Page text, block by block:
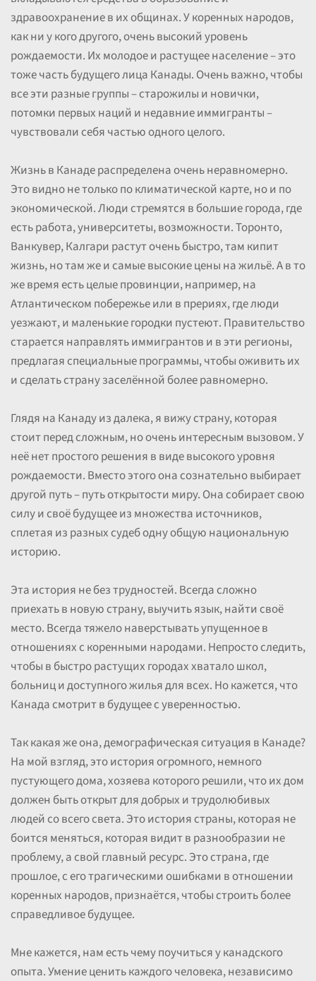
здравоохранение в их общинах. У коренных народов,
как ни у кого другого, очень высокий уровень
рождаемости. Их молодое и растущее население – это
тоже часть будущего лица Канады. Очень важно, чтобы
все эти разные группы – старожилы и новички,
потомки первых наций и недавние иммигранты –
чувствовали себя частью одного целого.
Жизнь в Канаде распределена очень неравномерно.
Это видно не только по климатической карте, но и по
экономической. Люди стремятся в большие города, где
есть работа, университеты, возможности. Торонто,
Ванкувер, Калгари растут очень быстро, там кипит
жизнь, но там же и самые высокие цены на жильё. А в то
же время есть целые провинции, например, на
Атлантическом побережье или в прериях, где люди
уезжают, и маленькие городки пустеют. Правительство
старается направлять иммигрантов и в эти регионы,
предлагая специальные программы, чтобы оживить их
и сделать страну заселённой более равномерно.
Глядя на Канаду из далека, я вижу страну, которая
стоит перед сложным, но очень интересным вызовом. У
неё нет простого решения в виде высокого уровня
рождаемости. Вместо этого она сознательно выбирает
другой путь – путь открытости миру. Она собирает свою
силу и своё будущее из множества источников,
сплетая из разных судеб одну общую национальную
историю.
Эта история не без трудностей. Всегда сложно
приехать в новую страну, выучить язык, найти своё
место. Всегда тяжело наверстывать упущенное в
отношениях с коренными народами. Непросто следить,
чтобы в быстро растущих городах хватало школ,
больниц и доступного жилья для всех. Но кажется, что
Канада смотрит в будущее с уверенностью.
Так какая же она, демографическая ситуация в Канаде?
На мой взгляд, это история огромного, немного
пустующего дома, хозяева которого решили, что их дом
должен быть открыт для добрых и трудолюбивых
людей со всего света. Это история страны, которая не
боится меняться, которая видит в разнообразии не
проблему, а свой главный ресурс. Это страна, где
прошлое, с его трагическими ошибками в отношении
коренных народов, признаётся, чтобы строить более
справедливое будущее.
Мне кажется, нам есть чему поучиться у канадского
опыта. Умение ценить каждого человека, независимо